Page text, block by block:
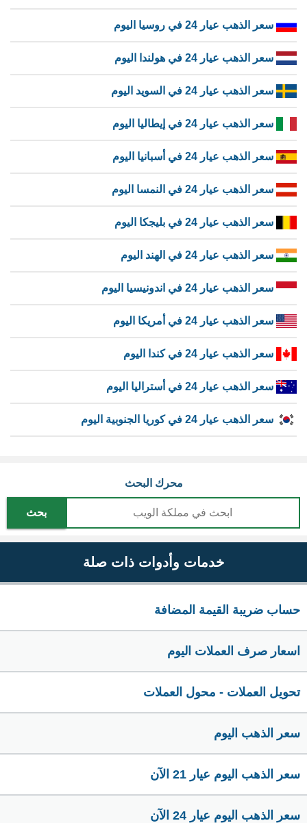
سعر الذهب عيار 24 في روسيا اليوم
سعر الذهب عيار 24 في هولندا اليوم
سعر الذهب عيار 24 في السويد اليوم
سعر الذهب عيار 24 في إيطاليا اليوم
سعر الذهب عيار 24 في أسبانيا اليوم
سعر الذهب عيار 24 في النمسا اليوم
سعر الذهب عيار 24 في بليجكا اليوم
سعر الذهب عيار 24 في الهند اليوم
سعر الذهب عيار 24 في اندونيسيا اليوم
سعر الذهب عيار 24 في أمريكا اليوم
سعر الذهب عيار 24 في كندا اليوم
سعر الذهب عيار 24 في أستراليا اليوم
سعر الذهب عيار 24 في كوريا الجنوبية اليوم
محرك البحث
بحث
خدمات وأدوات ذات صلة
حساب ضريبة القيمة المضافة
اسعار صرف العملات اليوم
تحويل العملات - محول العملات
سعر الذهب اليوم
سعر الذهب اليوم عيار 21 الآن
سعر الذهب اليوم عيار 24 الآن